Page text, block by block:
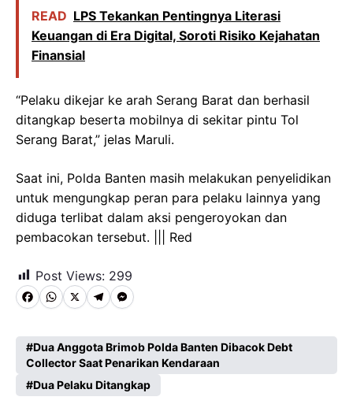
READ LPS Tekankan Pentingnya Literasi
Keuangan di Era Digital, Soroti Risiko Kejahatan
Finansial
“Pelaku dikejar ke arah Serang Barat dan berhasil
ditangkap beserta mobilnya di sekitar pintu Tol
Serang Barat,” jelas Maruli.
Saat ini, Polda Banten masih melakukan penyelidikan
untuk mengungkap peran para pelaku lainnya yang
diduga terlibat dalam aksi pengeroyokan dan
pembacokan tersebut. ||| Red
Post Views: 299
F
c
e
b
W
a
t
s
X T
l
e
g
M
s
s
e
Dua Anggota Brimob Polda Banten Dibacok Debt
Collector Saat Penarikan Kendaraan
Dua Pelaku Ditangkap